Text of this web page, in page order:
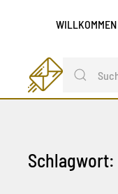
WILLKOMMEN
Schlagwort: